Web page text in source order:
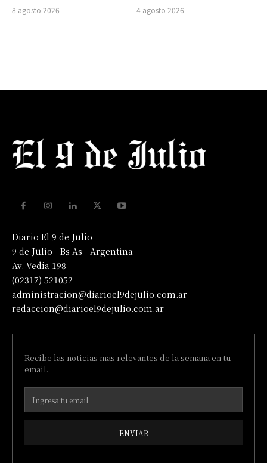
8 agosto 2026 4 agosto 2026
Diario El 9 de Julio
9 de Julio - Bs As - Argentina
Av. Vedia 198
(02317) 521052
administracion@diarioel9dejulio.com.ar
redaccion@diarioel9dejulio.com.ar
Recibe las noticias mas relevantes de la semana en tu
email.
ENVIAR